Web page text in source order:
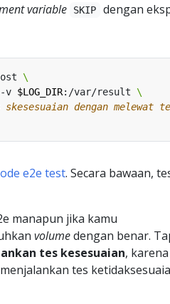
variable SKIP
dengan
-v $LOG_DIR:/var/result
skesesuaian dengan melewat
e2e test. Secara bawaan,
manapun jika kamu
volumedengan benar.
tes kesesuaian, karena
tes